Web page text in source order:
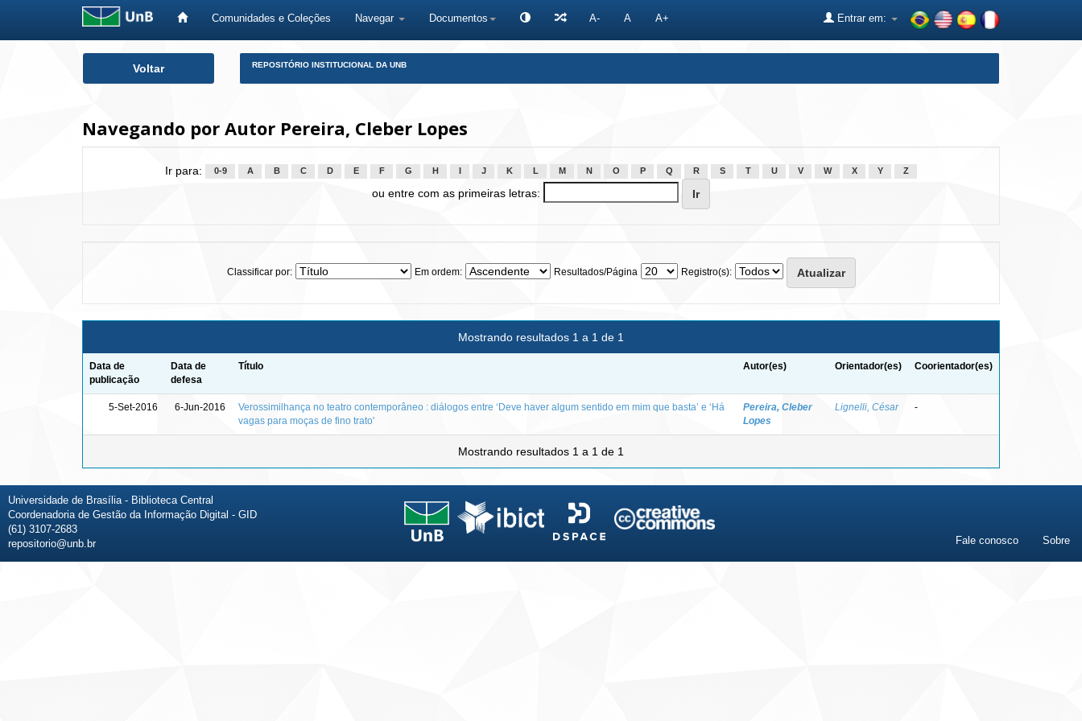
Comunidades e Coleções Navegar Documentos A- A A+ Entrar em:
Voltar REPOSITÓRIO INSTITUCIONAL DA UNB
Navegando por Autor Pereira, Cleber Lopes
Ir para: 0-9 A B C D E F G H J K L M N O P Q R S T U V W X Y Z
ou entre com as primeiras letras:
Classificar por: Em ordem: Resultados/Página Registro(s):
Mostrando resultados 1 a 1 de 1
Data de
publicação
Data de
defesa
Título Autor(es) Orientador(es) Coorientador(es)
5-Set-2016 6-Jun-2016
Verossimilhança no teatro contemporâneo : diálogos entre ‘Deve haver algum sentido em mim que basta’ e ‘Há
vagas para moças de fino trato'
Pereira, Cleber
Lopes
Lignelli, César -
Mostrando resultados 1 a 1 de 1
Universidade de Brasília - Biblioteca Central
Coordenadoria de Gestão da Informação Digital - GID
(61) 3107-2683
repositorio@unb.br
Fale conosco Sobre